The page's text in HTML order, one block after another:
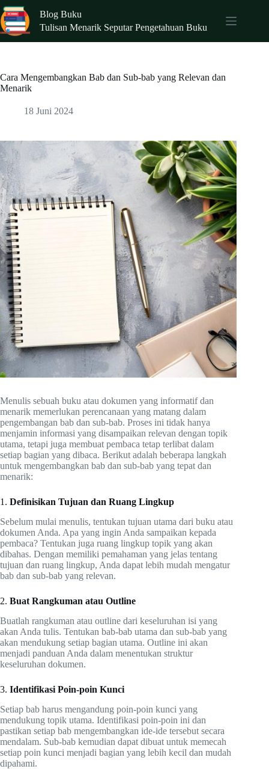
Skip
to
content
Blog Buku
Tulisan Menarik Seputar Pengetahuan Buku
Cara Mengembangkan Bab dan Sub-bab yang Relevan dan
Menarik
18 Juni 2024
Menulis sebuah buku atau dokumen yang informatif dan
menarik memerlukan perencanaan yang matang dalam
pengembangan bab dan sub-bab. Proses ini tidak hanya
menjamin informasi yang disampaikan relevan dengan topik
utama, tetapi juga membuat pembaca tetap terlibat dalam
setiap bagian yang dibaca. Berikut adalah beberapa langkah
untuk mengembangkan bab dan sub-bab yang tepat dan
menarik:
1. Definisikan Tujuan dan Ruang Lingkup
Sebelum mulai menulis, tentukan tujuan utama dari buku atau
dokumen Anda. Apa yang ingin Anda sampaikan kepada
pembaca? Tentukan juga ruang lingkup topik yang akan
dibahas. Dengan memiliki pemahaman yang jelas tentang
tujuan dan ruang lingkup, Anda dapat lebih mudah mengatur
bab dan sub-bab yang relevan.
2. Buat Rangkuman atau Outline
Buatlah rangkuman atau outline dari keseluruhan isi yang
akan Anda tulis. Tentukan bab-bab utama dan sub-bab yang
akan mendukung setiap bagian utama. Outline ini akan
menjadi panduan Anda dalam menentukan struktur
keseluruhan dokumen.
3. Identifikasi Poin-poin Kunci
Setiap bab harus mengandung poin-poin kunci yang
mendukung topik utama. Identifikasi poin-poin ini dan
pastikan setiap bab mengembangkan ide-ide tersebut secara
mendalam. Sub-bab kemudian dapat dibuat untuk memecah
setiap poin kunci menjadi bagian yang lebih kecil dan mudah
dipahami.